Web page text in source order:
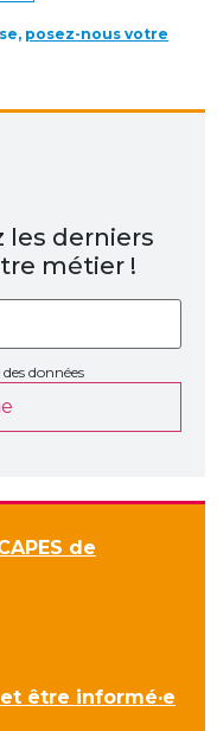
posez-nous votre
les derniers
métier !
données
de
être informé·e